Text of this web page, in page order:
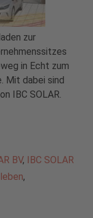
zur
in Echt zum
Mit dabei sind
IBC SOLAR.
BV,
IBC SOLAR
,